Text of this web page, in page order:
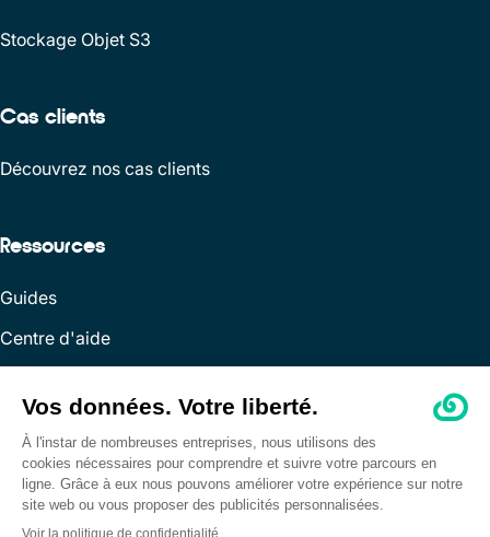
Stockage Objet S3
Cas clients
Découvrez nos cas clients
Ressources
Guides
Centre d'aide
API & Dev
Copyright 2026 Leviia - Crafted byWEB Stratégies